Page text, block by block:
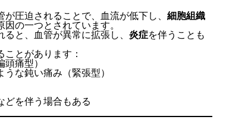
が圧迫されることで、血流が低下し、 細胞組織
の一つとされています。
ると、血管が異常に拡張し、 炎症を伴うことも
とがあります：
痛型）
な鈍い痛み（緊張型）
どを伴う場合もある